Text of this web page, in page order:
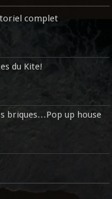
complet
du Kite!
briques…Pop up house